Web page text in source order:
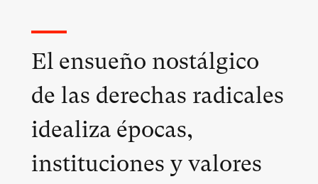
El ensueño nostálgico
de las derechas radicales
idealiza épocas,
instituciones y valores